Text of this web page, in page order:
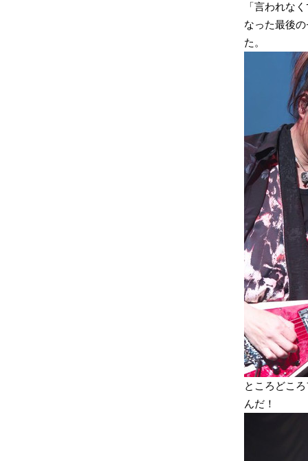
「言われな
なった最後
た。
ところどこ
んだ！